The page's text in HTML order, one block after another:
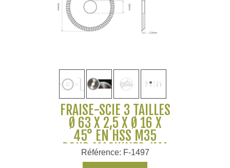
FRAISE-SCIE 3 TAILLES
Ø 63 X 2,5 X Ø 16 X
45° EN HSS M35
POUR MACHINES JMA
Référence: F-1497